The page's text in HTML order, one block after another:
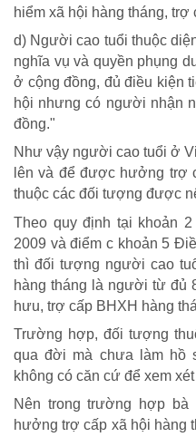
CHÍNH SÁCH AN SINH
Giảm nghèo bền vững
Xây dựng Nông thôn mới
Bảo hiểm xã hội - Bảo hiểm
Y tế và sức khỏe
hiểm xã hội hàng tháng, trợ
d) Người cao tuổi thuộc
nghĩa vụ và quyền phụng
ở cộng đồng, đủ điều kiện
hội nhưng có người nhận
đồng."
Như vậy người cao tuổi ở
lên và để được hưởng trợ
thuộc các đối tượng được
Theo quy định tại khoản
2009 và điểm c khoản 5
thì đối tượng người cao
hàng tháng là người từ đủ
hưu, trợ cấp BHXH hàng
Trường hợp, đối tượng
qua đời mà chưa làm hồ
không có căn cứ để xem
Nên trong trường hợp
hưởng trợ cấp xã hội hàng